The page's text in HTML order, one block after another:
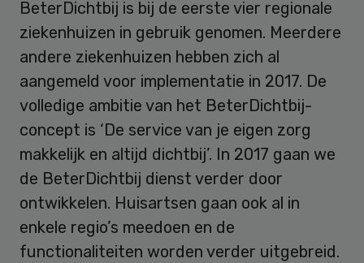
BeterDichtbij is bij de eerste vier regionale
ziekenhuizen in gebruik genomen. Meerdere
andere ziekenhuizen hebben zich al
aangemeld voor implementatie in 2017. De
volledige ambitie van het BeterDichtbij-
concept is ‘De service van je eigen zorg
makkelijk en altijd dichtbij’. In 2017 gaan we
de BeterDichtbij dienst verder door
ontwikkelen. Huisartsen gaan ook al in
enkele regio’s meedoen en de
functionaliteiten worden verder uitgebreid.